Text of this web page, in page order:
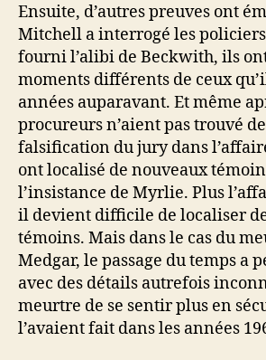
Ensuite, d’autres preuves ont
Mitchell a interrogé les
fourni l’alibi de Beckwith, ils
moments différents de ceux
années auparavant. Et même
procureurs n’aient pas trouvé
falsification du jury dans
ont localisé de nouveaux
l’insistance de Myrlie. Plus
il devient difficile de localiser
témoins. Mais dans le cas du
Medgar, le passage du temps a
avec des détails autrefois
meurtre de se sentir plus en
l’avaient fait dans les années